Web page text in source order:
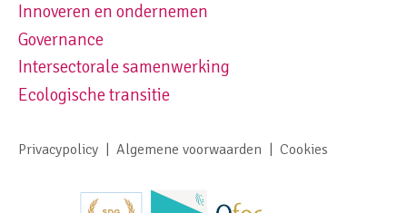
Footer navigation right
Innoveren en ondernemen
Governance
Intersectorale samenwerking
Ecologische transitie
Footer meta navigation
Privacypolicy Algemene voorwaarden Cookies